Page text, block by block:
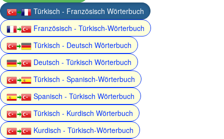
Türkisch - Französisch Wörterbuch
Französisch - Türkisch-Wörterbuch
Türkisch - Deutsch Wörterbuch
Deutsch - Türkisch Wörterbuch
Türkisch - Spanisch-Wörterbuch
Spanisch - Türkisch Wörterbuch
Türkisch - Kurdisch Wörterbuch
Kurdisch - Türkisch-Wörterbuch